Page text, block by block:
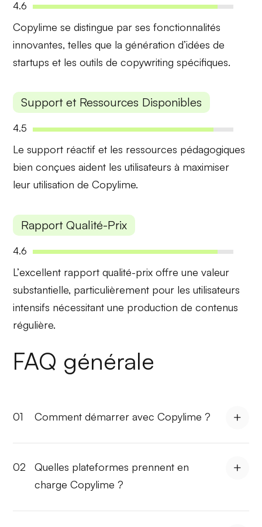
4.6
Copylime se distingue par sesfonctionnalités
innovantes, telles que la génération d’idées de
startups et les outils de copywriting spécifiques.
Support et Ressources Disponibles
4.5
Lesupport réactif et les ressources pédagogiques
bien conçues aident les utilisateurs à maximiser
leur utilisation de Copylime.
Rapport Qualité-Prix
4.6
L’excellent rapport qualité-prix offre une valeur
substantielle, particulièrement pour les utilisateurs
intensifs nécessitant une production de contenus
régulière.
FAQ générale
01 Comment démarrer avec Copylime ?
02
Quelles plateformes prennent en
charge Copylime ?